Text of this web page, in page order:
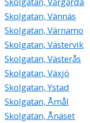
Skolgatan, Vännäs
Skolgatan, Värnamo
Skolgatan, Västervik
Skolgatan, Västerås
Skolgatan, Växjö
Skolgatan, Ystad
Skolgatan, Åmål
Skolgatan, Ånäset